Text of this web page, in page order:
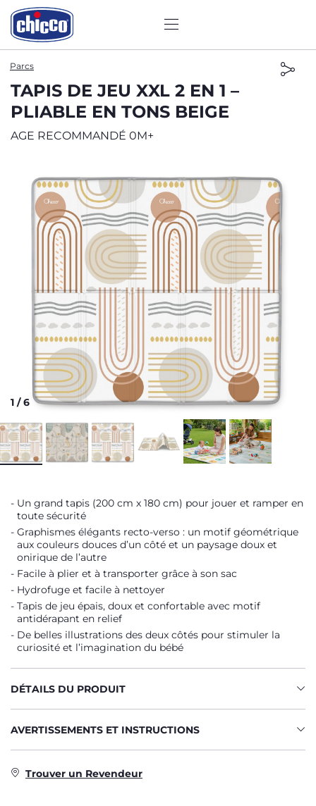
Parcs
TAPIS DE JEU XXL 2 EN 1 –
PLIABLE EN TONS BEIGE
AGE RECOMMANDÉ 0M+
1 /6
Un grand tapis (200 cm x 180 cm) pour jouer et ramper en
toute sécurité
Graphismes élégants recto-verso : un motif géométrique
aux couleurs douces d’un côté et un paysage doux et
onirique de l’autre
Facile à plier et à transporter grâce à son sac
Hydrofuge et facile à nettoyer
Tapis de jeu épais, doux et confortable avec motif
antidérapant en relief
De belles illustrations des deux côtés pour stimuler la
curiosité et l’imagination du bébé
DÉTAILS DU PRODUIT
AVERTISSEMENTS ET INSTRUCTIONS
Trouver un Revendeur